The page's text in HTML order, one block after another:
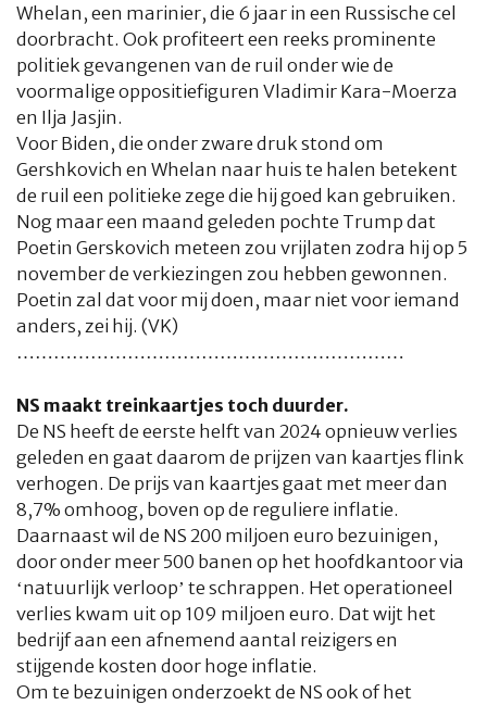
Whelan, een marinier, die 6 jaar in een Russische cel
doorbracht. Ook profiteert een reeks prominente
politiek gevangenen van de ruil onder wie de
voormalige oppositiefiguren Vladimir Kara-Moerza
en Ilja Jasjin.
Voor Biden, die onder zware druk stond om
Gershkovich en Whelan naar huis te halen betekent
de ruil een politieke zege die hij goed kan gebruiken.
Nog maar een maand geleden pochte Trump dat
Poetin Gerskovich meteen zou vrijlaten zodra hij op 5
november de verkiezingen zou hebben gewonnen.
Poetin zal dat voor mij doen, maar niet voor iemand
anders, zei hij. (VK)
………………………………………………………
NS maakt treinkaartjes toch duurder.
De NS heeft de eerste helft van 2024 opnieuw verlies
geleden en gaat daarom de prijzen van kaartjes flink
verhogen. De prijs van kaartjes gaat met meer dan
8,7% omhoog, boven op de reguliere inflatie.
Daarnaast wil de NS 200 miljoen euro bezuinigen,
door onder meer 500 banen op het hoofdkantoor via
‘natuurlijk verloop’ te schrappen. Het operationeel
verlies kwam uit op 109 miljoen euro. Dat wijt het
bedrijf aan een afnemend aantal reizigers en
stijgende kosten door hoge inflatie.
Om te bezuinigen onderzoekt de NS ook of het